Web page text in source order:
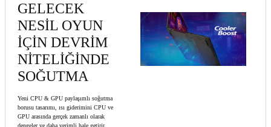
GELECEK
NESİL OYUN
İÇİN DEVRİM
NİTELİĞİNDE
SOĞUTMA
Yeni CPU & GPU paylaşımlı soğutma
borusu tasarımı, ısı giderimini CPU ve
GPU arasında gerçek zamanlı olarak
dengeler ve daha verimli hale getirir.